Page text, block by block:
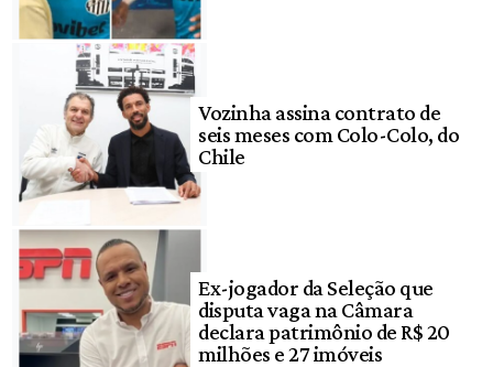
Vozinha assina contrato de
seis meses com Colo-Colo, do
Chile
Ex-jogador da Seleção que
disputa vaga na Câmara
declara patrimônio de R$ 20
milhões e 27 imóveis